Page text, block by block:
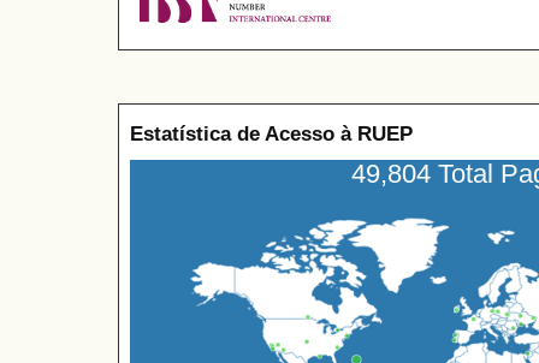
Estatística de Acesso à RUEP
49,804 Total